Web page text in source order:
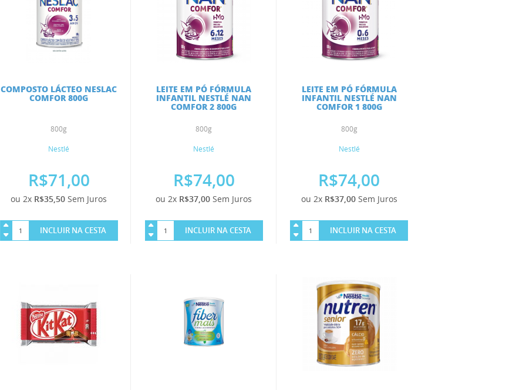
COMPOSTO LÁCTEO NESLAC
COMFOR 800G
800g
Nestlé
R$71,00
ou 2x R$35,50 Sem Juros
INCLUIR NA CESTA
LEITE EM PÓ FÓRMULA
INFANTIL NESTLÉ NAN
COMFOR 2 800G
800g
Nestlé
R$74,00
ou 2x R$37,00 Sem Juros
INCLUIR NA CESTA
LEITE EM PÓ FÓRMULA
INFANTIL NESTLÉ NAN
COMFOR 1 800G
800g
Nestlé
R$74,00
ou 2x R$37,00 Sem Juros
INCLUIR NA CESTA